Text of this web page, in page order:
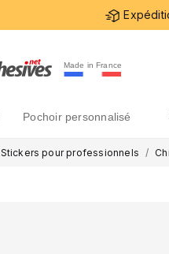
Made in France
pochoir personnalisé
Stickers pour professionnels